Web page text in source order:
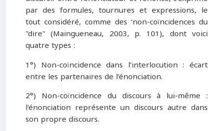
par des formules, tournures et expressions, le
tout considéré, comme des ‘non-coïncidences du
"dire" (Maingueneau, 2003, p. 101), dont voici
quatre types :
1°) Non-coïncidence dans l’interlocution : écart
entre les partenaires de l’énonciation.
2°) Non-coïncidence du discours à lui-même :
l’énonciation représente un discours autre dans
son propre discours.